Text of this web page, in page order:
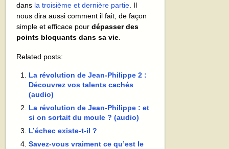
dans la troisième et dernière partie . Il
nous dira aussi comment il fait, de façon
simple et efficace pourdépasser des
points bloquants dans sa vie
Related posts:
La révolution de Jean-Philippe 2 :
Découvrez vos talents cachés
(audio)
La révolution de Jean-Philippe : et
si on sortait du moule ? (audio)
L’échec existe-t-il ?
Savez-vous vraiment ce qu’est le